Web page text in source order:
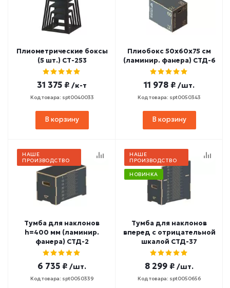
Плиометрические боксы
(5 шт.) СТ-253
31 375 ₽ /к-т
Код товара: spt0040033
В корзину
Плиобокс 50х60х75 см
(ламинир. фанера) СТД-6
11 978 ₽ /шт.
Код товара: spt0050343
В корзину
НАШЕ
ПРОИЗВОДСТВО
Тумба для наклонов
h=400 мм (ламинир.
фанера) СТД-2
6 735 ₽ /шт.
Код товара: spt0050339
НАШЕ
ПРОИЗВОДСТВО
НОВИНКА
Тумба для наклонов
вперед с отрицательной
шкалой СТД-37
8 299 ₽ /шт.
Код товара: spt0050656